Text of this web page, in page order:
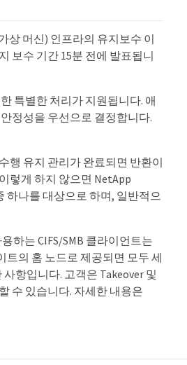
상 머신) 인프라의 유지보수 이
보수 기간 15분 전에 발표됩니
특별한 처리가 지원됩니다. 애
정성을 우선으로 결정합니다.
행 유지 관리가 완료되면 반환이
렇게 하지 않으면 NetApp
하나를 대상으로 하며, 일반적으
하는 CIFS/SMB 클라이언트는
의 홈 노드로 제공되면 모두 세
항입니다. 고객은 Takeover 및
수 있습니다. 자세한 내용은